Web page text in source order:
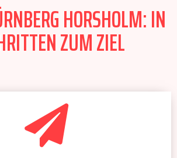
HORSHOLM: IN
ZUM ZIEL